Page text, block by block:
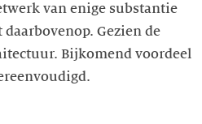
van enige substantie
Gezien de
Bijkomend voordeel